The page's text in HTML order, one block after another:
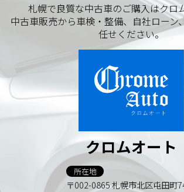
札幌で良質な中古車のご購入はクロ
中古車販売から車検・整備、自社ローン
任せください。
クロムオート
所在地
〒002-0865 札幌市北区屯田町